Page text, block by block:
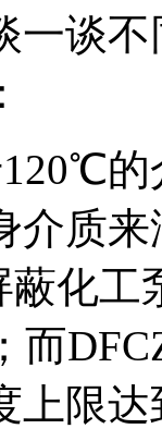
一谈
的
介质
蔽化
而
上限